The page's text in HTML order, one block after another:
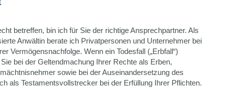
betreffen, bin ich für Sie der richtige Ansprechpartner. Als
Anwältin berate ich Privatpersonen und Unternehmer bei
Vermögensnachfolge. Wenn ein Todesfall („Erbfall“)
bei der Geltendmachung Ihrer Rechte als Erben,
sowie bei der Auseinandersetzung des
als Testamentsvollstrecker bei der Erfüllung Ihrer Pflichten.